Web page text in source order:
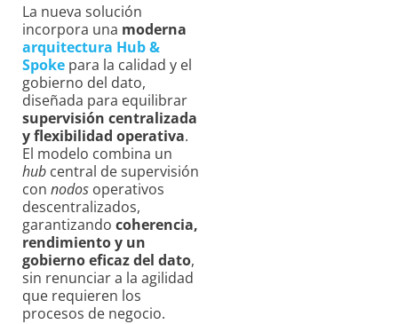
La nueva solución
incorpora una moderna
arquitectura Hub &
Spoke para la calidad y el
gobierno del dato,
diseñada para equilibrar
supervisión centralizada
y flexibilidad operativa.
El modelo combina un
hub central de supervisión
con nodos operativos
descentralizados,
garantizando coherencia,
rendimiento y un
gobierno eficaz del dato,
sin renunciar a la agilidad
que requieren los
procesos de negocio.